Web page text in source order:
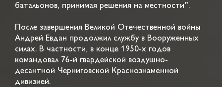
батальонов, принимая решения на местности”.
После завершения Великой Отечественной войны
Андрей Евдан продолжил службу в Вооруженных
силах. В частности, в конце 1950-х годов
командовал 76-й гвардейской воздушно-
десантной Черниговской Краснознамённой
дивизией.